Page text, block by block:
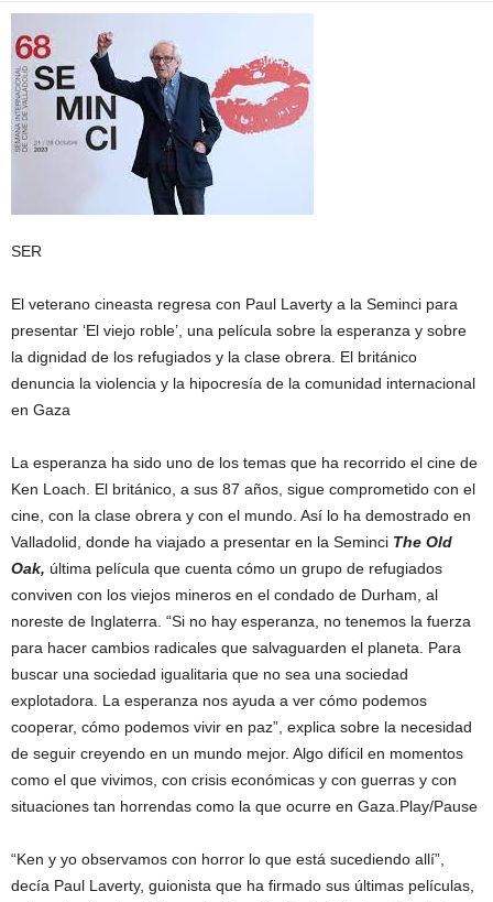
SER
El veterano cineasta regresa con Paul Laverty a la Seminci para
presentar ‘El viejo roble’, una película sobre la esperanza y sobre
la dignidad de los refugiados y la clase obrera. El británico
denuncia la violencia y la hipocresía de la comunidad internacional
en Gaza
La esperanza ha sido uno de los temas que ha recorrido el cine de
Ken Loach. El británico, a sus 87 años, sigue comprometido con el
cine, con la clase obrera y con el mundo. Así lo ha demostrado en
Valladolid, donde ha viajado a presentar en la Seminci The Old
Oak, última película que cuenta cómo un grupo de refugiados
conviven con los viejos mineros en el condado de Durham, al
noreste de Inglaterra. “Si no hay esperanza, no tenemos la fuerza
para hacer cambios radicales que salvaguarden el planeta. Para
buscar una sociedad igualitaria que no sea una sociedad
explotadora. La esperanza nos ayuda a ver cómo podemos
cooperar, cómo podemos vivir en paz”, explica sobre la necesidad
de seguir creyendo en un mundo mejor. Algo difícil en momentos
como el que vivimos, con crisis económicas y con guerras y con
situaciones tan horrendas como la que ocurre en Gaza.Play/Pause
“Ken y yo observamos con horror lo que está sucediendo allí”,
decía Paul Laverty, guionista que ha firmado sus últimas películas,